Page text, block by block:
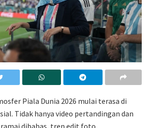
Piala Dunia 2026 mulai terasa di
Tidak hanya video pertandingan dan